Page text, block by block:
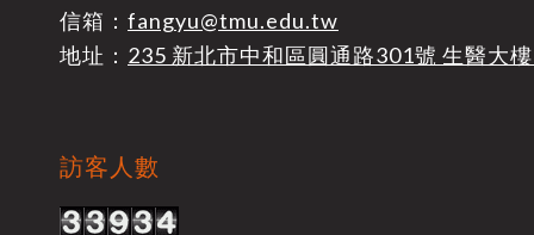
信箱： fangyu@tmu.edu.tw
地址： 235 新北市中和區圓通路301號 生醫大
訪客人數